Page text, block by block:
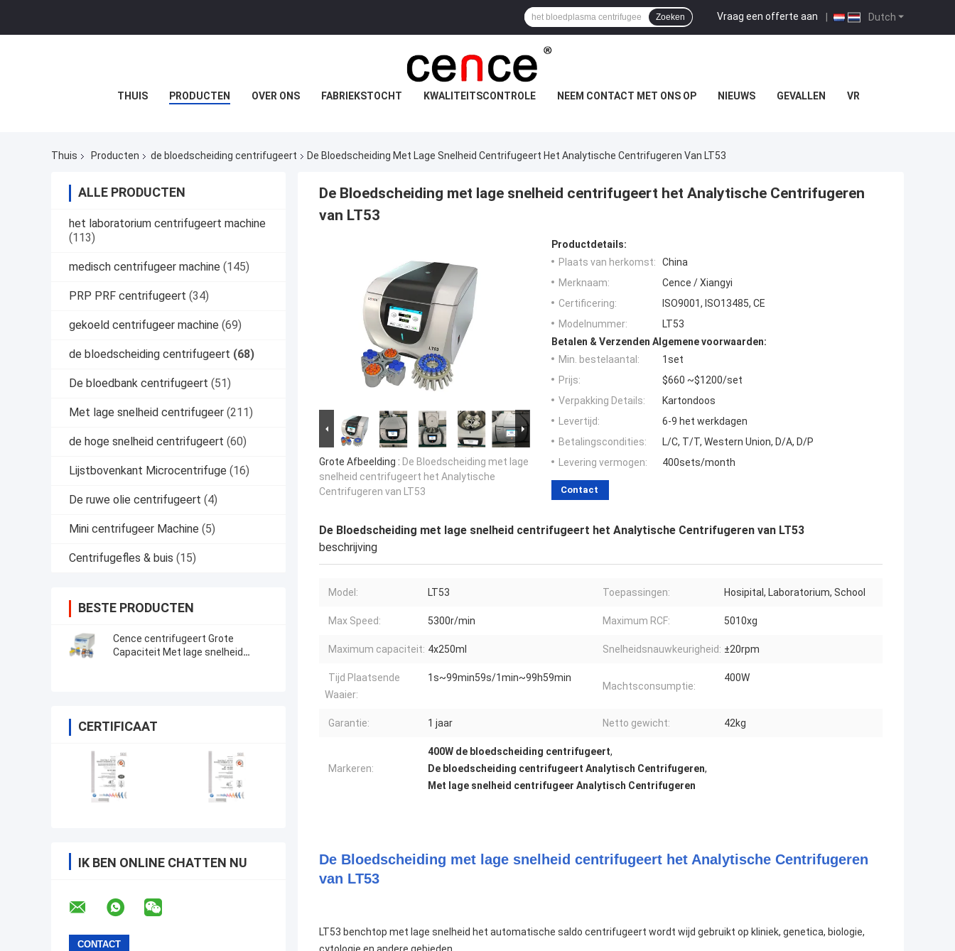
Dutch
Vraag een offerte aan |
Zoeken
THUIS PRODUCTEN OVER ONS FABRIEKSTOCHT KWALITEITSCONTROLE NEEM CONTACT MET ONS OP NIEUWS GEVALLEN VR
Thuis Producten de bloedscheiding centrifugeert De Bloedscheiding Met Lage Snelheid Centrifugeert Het Analytische Centrifugeren Van LT53
ALLE PRODUCTEN
het laboratorium centrifugeert machine
(113)
medisch centrifugeer machine (145)
PRP PRF centrifugeert (34)
gekoeld centrifugeer machine (69)
de bloedscheiding centrifugeert (68)
De bloedbank centrifugeert (51)
Met lage snelheid centrifugeer (211)
de hoge snelheid centrifugeert (60)
Lijstbovenkant Microcentrifuge (16)
De ruwe olie centrifugeert (4)
Mini centrifugeer Machine (5)
Centrifugefles & buis (15)
BESTE PRODUCTEN
Cence centrifugeert Grote
Capaciteit Met lage snelheid
CERTIFICAAT
IK BEN ONLINE CHATTEN NU
De Bloedscheiding met lage snelheid centrifugeert het Analytische Centrifugeren
van LT53
Grote Afbeelding : De Bloedscheiding met lage
snelheid centrifugeert het Analytische
Centrifugeren van LT53
Productdetails:
Plaats van herkomst:
China
Merknaam:
Cence / Xiangyi
Certificering:
ISO9001, ISO13485, CE
Modelnummer:
LT53
Betalen & Verzenden Algemene voorwaarden:
Min. bestelaantal:
1set
Prijs:
$660 ~$1200/set
Verpakking Details:
Kartondoos
Levertijd:
6-9 het werkdagen
Betalingscondities:
L/C, T/T, Western Union, D/A, D/P
Levering vermogen:
400sets/month
Contact
De Bloedscheiding met lage snelheid centrifugeert het Analytische Centrifugeren van LT53
beschrijving
Model: LT53 Toepassingen: Hosipital, Laboratorium, School
Max Speed: 5300r/min Maximum RCF: 5010xg
Maximum capaciteit: 4x250ml Snelheidsnauwkeurigheid: ±20rpm
Tijd Plaatsende
Waaier:
1s~99min59s/1min~99h59min
Machtsconsumptie:
400W
Garantie: 1 jaar Netto gewicht: 42kg
Markeren:
400W de bloedscheiding centrifugeert,
De bloedscheiding centrifugeert Analytisch Centrifugeren,
Met lage snelheid centrifugeer Analytisch Centrifugeren
De Bloedscheiding met lage snelheid centrifugeert het Analytische Centrifugeren
van LT53
LT53 benchtop met lage snelheid het automatische saldo centrifugeert wordt wijd gebruikt op kliniek, genetica, biologie,